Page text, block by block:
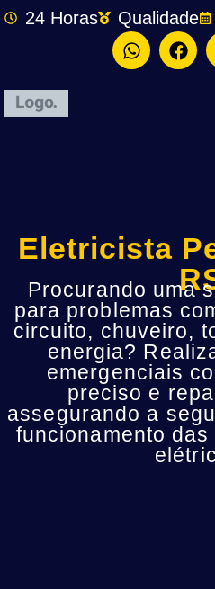
24 Horas Qualidade
Eletricista
Procurando uma
para problemas
circuito, chuveiro,
energia?
emergenciais
preciso e
assegurando a
funcionamento